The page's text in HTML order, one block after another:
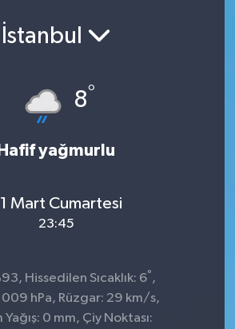
İstanbul
8°
Hafif yağmurlu
Mart Cumartesi
23:45
Hissedilen Sıcaklık: 6° ,
hPa, Rüzgar: 29 km/s,
Yağış: 0 mm, Çiy Noktası: